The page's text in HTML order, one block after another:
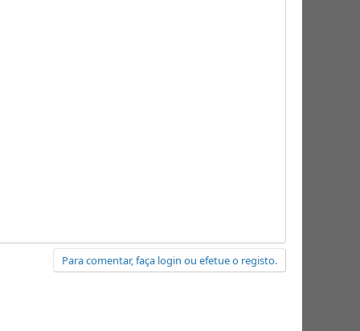
Para comentar, faça login ou efetue o registo.